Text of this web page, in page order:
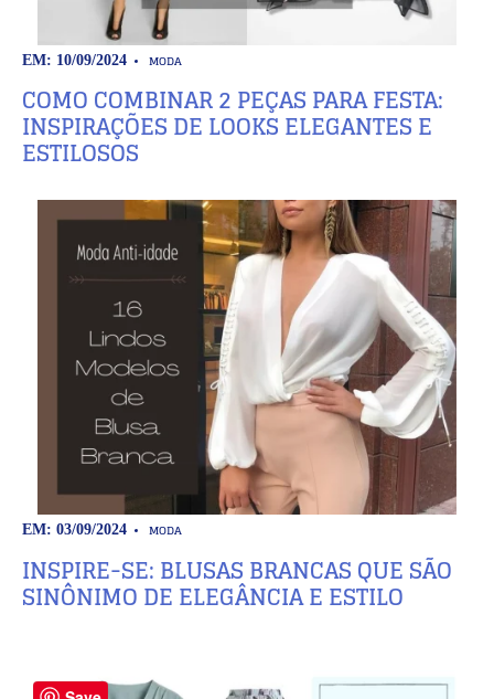
EM: 10/09/2024 MODA
COMO COMBINAR 2 PEÇAS PARA FESTA:
INSPIRAÇÕES DE LOOKS ELEGANTES E
ESTILOSOS
EM: 03/09/2024 MODA
INSPIRE-SE: BLUSAS BRANCAS QUE SÃO
SINÔNIMO DE ELEGÂNCIA E ESTILO